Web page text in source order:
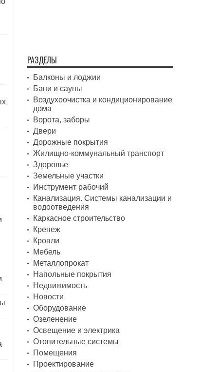
РАЗДЕЛЫ
Балконы и лоджии
Бани и сауны
Воздухоочистка и кондиционирование
дома
Ворота, заборы
Двери
Дорожные покрытия
Жилищно-коммунальный транспорт
Здоровье
Земельные участки
Инструмент рабочий
Канализация. Системы канализации и
водоотведения
Каркасное строительство
Крепеж
Кровли
Мебель
Металлопрокат
Напольные покрытия
Недвижимость
Новости
Оборудование
Озеленение
Освещение и электрика
Отопительные системы
Помещения
Проектирование